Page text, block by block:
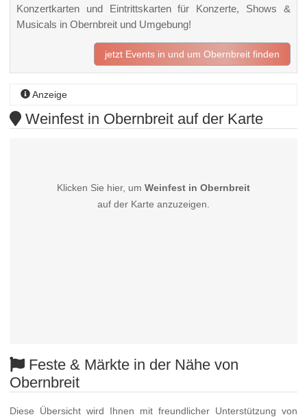
Konzertkarten und Eintrittskarten für Konzerte, Shows &
Musicals in Obernbreit und Umgebung!
jetzt Events in und um Obernbreit finden
Anzeige
Weinfest in Obernbreit auf der Karte
Klicken Sie hier, um Weinfest in Obernbreit
auf der Karte anzuzeigen.
Feste & Märkte in der Nähe von
Obernbreit
Diese Übersicht wird Ihnen mit freundlicher Unterstützung von